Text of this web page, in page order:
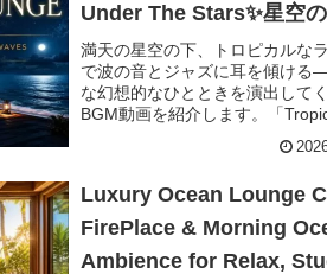
Under The Stars✨星空
聴くトロピカルナイトラ
ジャズBGM【1時間40分
満天の星空の下、トロピカルな
で波の音とジャズに耳を傾け
な幻想的なひとときを演出して
BGM動画を紹介します。「
Luxury Ocean Lounge
FirePlace & Morning
Ambience for Relax,